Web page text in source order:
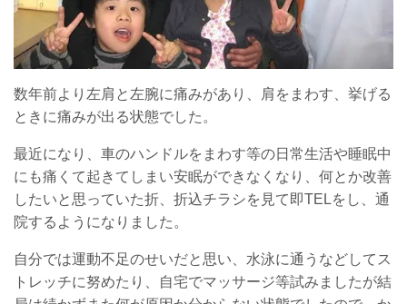
数年前より左肩と左腕に痛みがあり、肩をまわす、挙げる
ときに痛みが出る状態でした。
最近になり、車のハンドルをまわす等の日常生活や睡眠中
にも痛くて起きてしまい安眠ができなくなり、何とか改善
したいと思っていた折、折込チラシを見て即TELをし、通
院するようになりました。
自分では運動不足のせいだと思い、水泳に通うなどしてス
トレッチに努めたり、自宅でマッサージ等試みましたが結